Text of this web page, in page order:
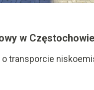
w Częstochowie
o transporcie